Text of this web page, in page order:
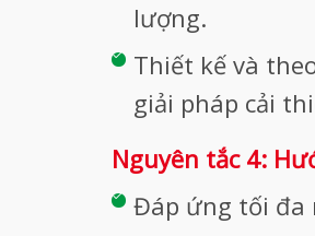
lượng.
Thiết kế và
giải pháp cải
Nguyên tắc 4:
Đáp ứng tối đa